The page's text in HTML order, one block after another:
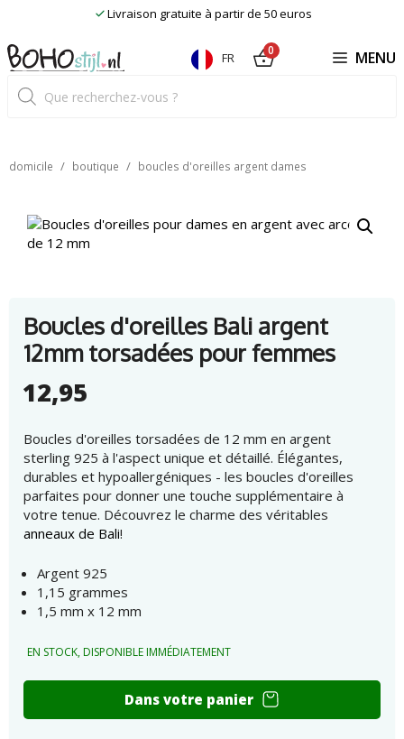
content
Livraison gratuite à partir de 50 euros
de
produits
FR 0 MENU
domicile / boutique / boucles d'oreilles argent dames
Boucles d'oreilles Bali argent
12mm torsadées pour femmes
12,95
Boucles d'oreilles torsadées de 12 mm en argent
sterling 925 à l'aspect unique et détaillé. Élégantes,
durables et hypoallergéniques - les boucles d'oreilles
parfaites pour donner une touche supplémentaire à
votre tenue. Découvrez le charme des véritables
anneaux de Bali!
Argent 925
1,15 grammes
1,5 mm x 12 mm
EN STOCK, DISPONIBLE IMMÉDIATEMENT
Boucles
Dans votre panier